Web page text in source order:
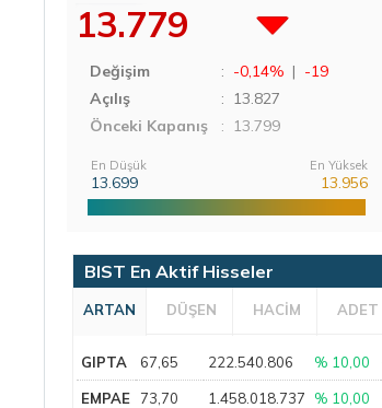
13.779
Değişim : -0,14% | -19
Açılış
: 13.827
Önceki Kapanış
: 13.799
En Düşük
13.699
En Yüksek
13.956
BIST En Aktif Hisseler
ARTAN DÜŞEN HACİM ADET
GIPTA 67,65 222.540.806 % 10,00
EMPAE 73,70 1.458.018.737 % 10,00